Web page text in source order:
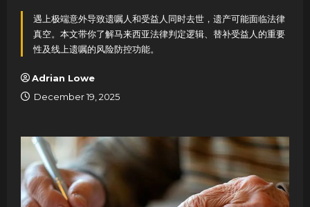
遇上极端意外导致遗嘱人和受益人同时去世，遗产可能面临法律
真空。本文带你了解马来西亚法律判定逻辑、替补受益人的重要
性及线上遗嘱的风险防控功能。
Adrian Lowe
December 19, 2025